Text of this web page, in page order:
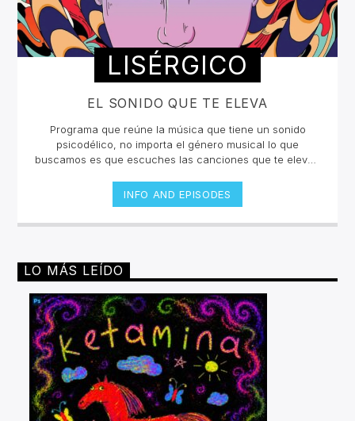
LISÉRGICO
EL SONIDO QUE TE ELEVA
Programa que reúne la música que tiene un sonido
psicodélico, no importa el género musical lo que
buscamos es que escuches las canciones que te eleven
curada por Takeshi López e invitados que nos
compartirán un collage inigualable en la radio
online.Lunes y jueves 12 a 2pm por invencible.net
INFO AND EPISODES
LO MÁS LEÍDO